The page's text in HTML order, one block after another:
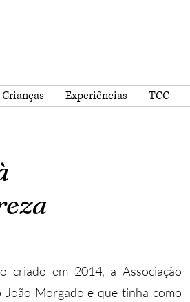
Experiências TCC
criado em 2014, a Associação
João Morgado e que tinha como